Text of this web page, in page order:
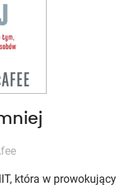
która w prowokujący